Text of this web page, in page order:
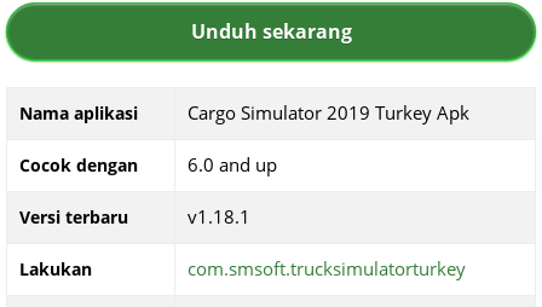
Unduh sekarang
Nama aplikasi Cargo Simulator 2019 Turkey Apk
Cocok dengan 6.0 and up
Versi terbaru v1.18.1
Lakukan com.smsoft.trucksimulatorturkey